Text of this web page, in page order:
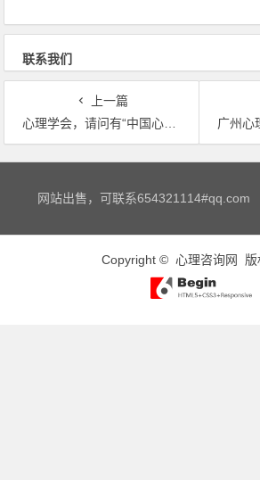
联系我们
上一篇
心理学会，请问有“中国心理学会心理学标准与服务研究委员会”…
广州心理，
文章导航
网站出售，可联系654321114#qq.com
Copyright © 心理咨询网 版